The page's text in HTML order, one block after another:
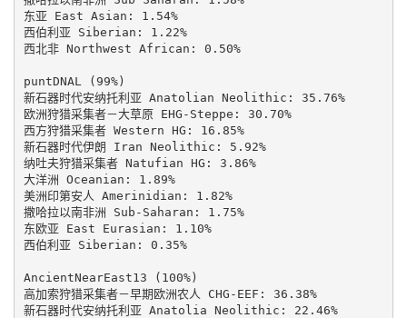
东亚 East Asian: 1.54%
西伯利亚 Siberian: 1.22%
西北非 Northwest African: 0.50%
puntDNAL (99%)
新石器时代安纳托利亚 Anatolian Neolithic: 35.76%
欧洲狩猎采集者－大草原 EHG-Steppe: 30.70%
西方狩猎采集者 Western HG: 16.85%
新石器时代伊朗 Iran Neolithic: 5.92%
纳吐夫狩猎采集者 Natufian HG: 3.86%
大洋洲 Oceanian: 1.89%
美洲印第安人 Amerinidian: 1.82%
撒哈拉以南非洲 Sub-Saharan: 1.75%
东欧亚 East Eurasian: 1.10%
西伯利亚 Siberian: 0.35%
AncientNearEast13 (100%)
高加索狩猎采集者－早期欧洲农人 CHG-EEF: 36.38%
新石器时代安纳托利亚 Anatolia Neolithic: 22.46%